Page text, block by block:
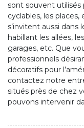
sont souvent utilisés
cyclables, les
s’invitent aussi dans
habillant les allées,
garages, etc. Que
professionnels
décoratifs pour
contactez notre
situés près de chez
pouvons intervenir